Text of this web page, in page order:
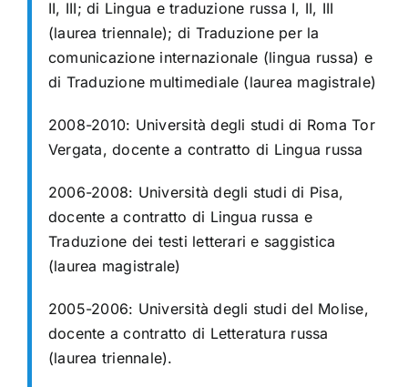
II, III; di Lingua e traduzione russa I, II, III
(laurea triennale); di Traduzione per la
comunicazione internazionale (lingua russa) e
di Traduzione multimediale (laurea magistrale)
2008-2010: Università degli studi di Roma Tor
Vergata, docente a contratto di Lingua russa
2006-2008: Università degli studi di Pisa,
docente a contratto di Lingua russa e
Traduzione dei testi letterari e saggistica
(laurea magistrale)
2005-2006: Università degli studi del Molise,
docente a contratto di Letteratura russa
(laurea triennale).